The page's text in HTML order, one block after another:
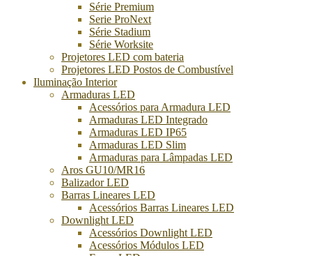
Série Premium
Serie ProNext
Série Stadium
Série Worksite
Projetores LED com bateria
Projetores LED Postos de Combustível
Iluminação Interior
Armaduras LED
Acessórios para Armadura LED
Armaduras LED Integrado
Armaduras LED IP65
Armaduras LED Slim
Armaduras para Lâmpadas LED
Aros GU10/MR16
Balizador LED
Barras Lineares LED
Acessórios Barras Lineares LED
Downlight LED
Acessórios Downlight LED
Acessórios Módulos LED